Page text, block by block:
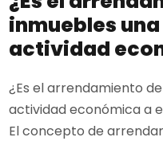
inmuebles una
actividad
¿Es el arrendamiento
actividad económica a
El concepto de